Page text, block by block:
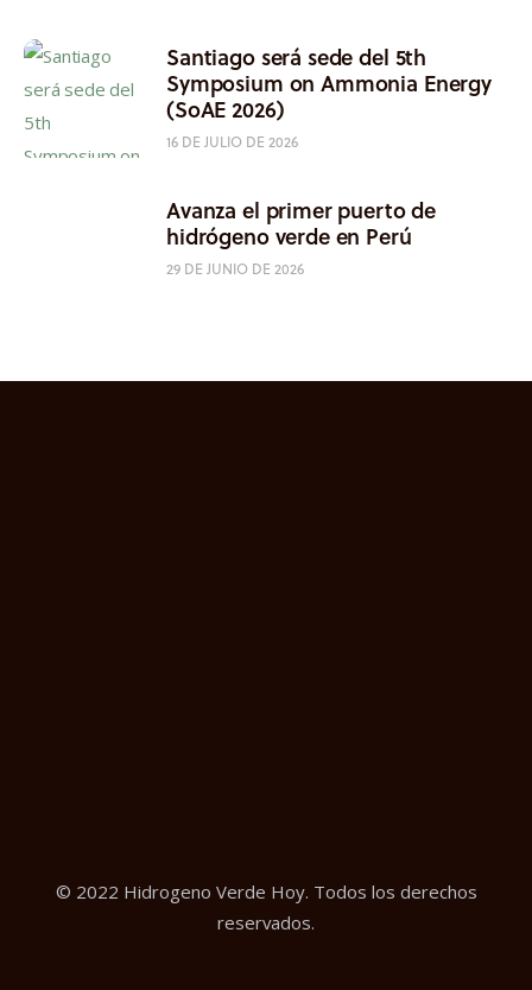
Santiago será sede del 5th
Symposium on Ammonia Energy
(SoAE 2026)
16 DE JULIO DE 2026
Avanza el primer puerto de
hidrógeno verde en Perú
29 DE JUNIO DE 2026
© 2022 Hidrogeno Verde Hoy. Todos los derechos
reservados.